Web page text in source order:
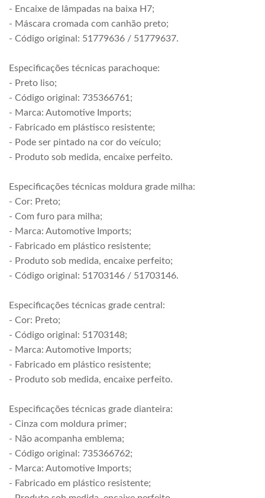
- Encaixe de lâmpadas na baixa H7;
- Máscara cromada com canhão preto;
- Código original: 51779636 / 51779637.
Especificações técnicas parachoque:
- Preto liso;
- Código original: 735366761;
- Marca: Automotive Imports;
- Fabricado em plástisco resistente;
- Pode ser pintado na cor do veículo;
- Produto sob medida, encaixe perfeito.
Especificações técnicas moldura grade milha:
- Cor: Preto;
- Com furo para milha;
- Marca: Automotive Imports;
- Fabricado em plástico resistente;
- Produto sob medida, encaixe perfeito;
- Código original: 51703146 / 51703146.
Especificações técnicas grade central:
- Cor: Preto;
- Código original: 51703148;
- Marca: Automotive Imports;
- Fabricado em plástico resistente;
- Produto sob medida, encaixe perfeito.
Especificações técnicas grade dianteira:
- Cinza com moldura primer;
- Não acompanha emblema;
- Código original: 735366762;
- Marca: Automotive Imports;
- Fabricado em plástico resistente;